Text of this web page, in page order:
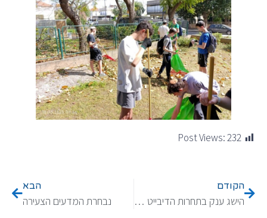
Post Views: 232
הקודם
הישג ענק בתחרות הדיבייט הארצית
הבא
נבחרת המדעים הצעירה